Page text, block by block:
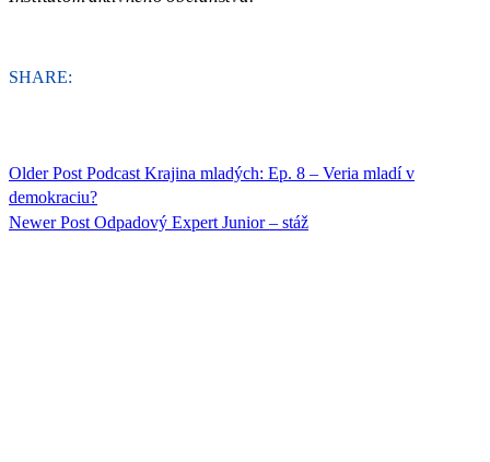
SHARE:
Older Post Podcast Krajina mladých: Ep. 8 – Veria mladí v
demokraciu?
Newer Post Odpadový Expert Junior – stáž